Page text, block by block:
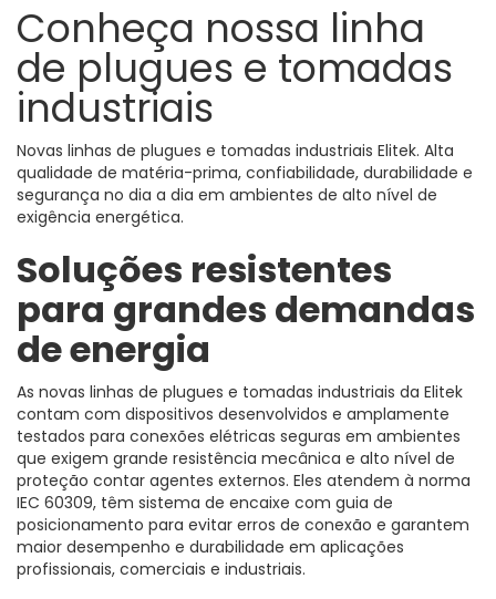
Conheça nossa linha
de plugues e tomadas
industriais
Novas linhas de plugues e tomadas industriais Elitek. Alta
qualidade de matéria-prima, confiabilidade, durabilidade e
segurança no dia a dia em ambientes de alto nível de
exigência energética.
Soluções resistentes
para grandes demandas
de energia
As novas linhas de plugues e tomadas industriais da Elitek
contam com dispositivos desenvolvidos e amplamente
testados para conexões elétricas seguras em ambientes
que exigem grande resistência mecânica e alto nível de
proteção contar agentes externos. Eles atendem à norma
IEC 60309, têm sistema de encaixe com guia de
posicionamento para evitar erros de conexão e garantem
maior desempenho e durabilidade em aplicações
profissionais, comerciais e industriais.